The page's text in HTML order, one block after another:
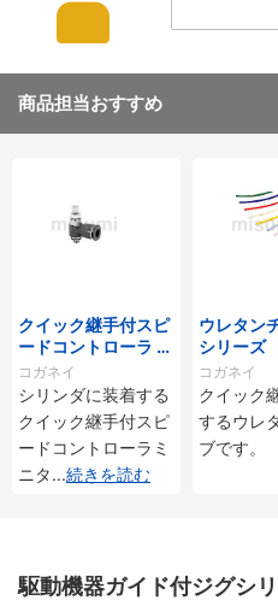
商品担当おすすめ
クイック継手付スピ
ードコントローラ ス
タンダードタイプ S
C□-M・SS□-Mシ
リーズ
コガネイ
シリンダに装着する
クイック継手付スピ
ードコントローラミ
ニタ...続きを読む
ウレタン
シリーズ
コガネイ
クイック
するウレ
ブです。
駆動機器ガイド付ジグシ